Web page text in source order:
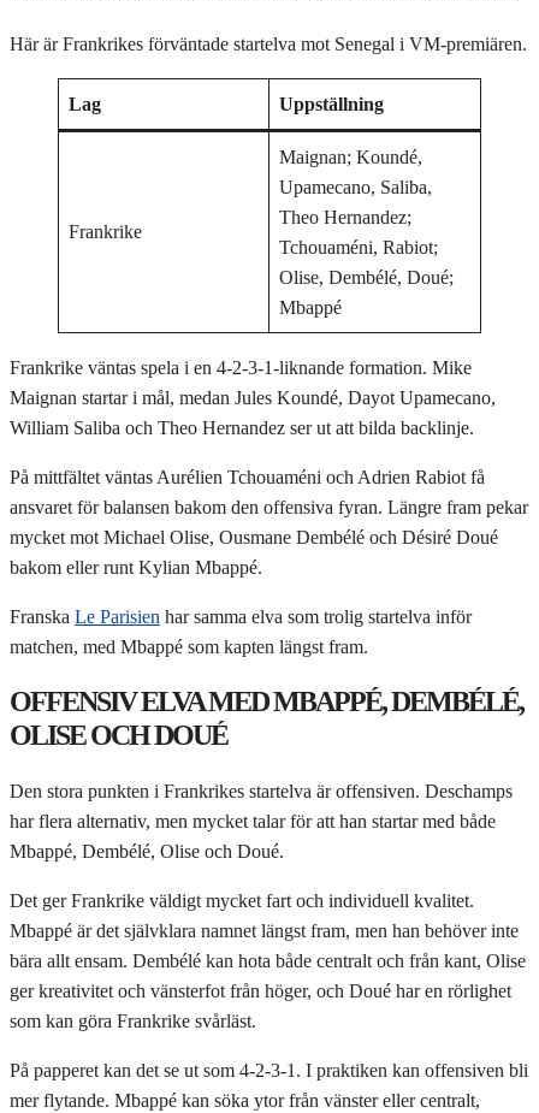
Här är Frankrikes förväntade startelva mot Senegal i VM-premiären.
Lag Uppställning
Frankrike
Maignan; Koundé,
Upamecano, Saliba,
Theo Hernandez;
Tchouaméni, Rabiot;
Olise, Dembélé, Doué;
Mbappé
Frankrike väntas spela i en 4-2-3-1-liknande formation. Mike
Maignan startar i mål, medan Jules Koundé, Dayot Upamecano,
William Saliba och Theo Hernandez ser ut att bilda backlinje.
På mittfältet väntas Aurélien Tchouaméni och Adrien Rabiot få
ansvaret för balansen bakom den offensiva fyran. Längre fram pekar
mycket mot Michael Olise, Ousmane Dembélé och Désiré Doué
bakom eller runt Kylian Mbappé.
Franska Le Parisien har samma elva som trolig startelva inför
matchen, med Mbappé som kapten längst fram.
OFFENSIV ELVA MED MBAPPÉ, DEMBÉLÉ,
OLISE OCH DOUÉ
Den stora punkten i Frankrikes startelva är offensiven. Deschamps
har flera alternativ, men mycket talar för att han startar med både
Mbappé, Dembélé, Olise och Doué.
Det ger Frankrike väldigt mycket fart och individuell kvalitet.
Mbappé är det självklara namnet längst fram, men han behöver inte
bära allt ensam. Dembélé kan hota både centralt och från kant, Olise
ger kreativitet och vänsterfot från höger, och Doué har en rörlighet
som kan göra Frankrike svårläst.
På papperet kan det se ut som 4-2-3-1. I praktiken kan offensiven bli
mer flytande. Mbappé kan söka ytor från vänster eller centralt,